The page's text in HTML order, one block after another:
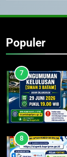
Populer
8
1
8